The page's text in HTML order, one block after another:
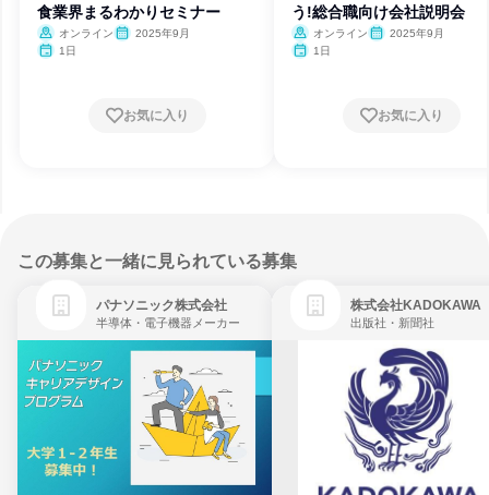
食業界まるわかりセミナー
オンライン
2025年9月
1日
お気に入り
う!総合職向け会社説明会
オンライン
2025年9月
1日
お気に入り
この募集と一緒に見られている募集
パナソニック株式会社
半導体・電子機器メーカー
株式会社KADOKAWA
出版社・新聞社